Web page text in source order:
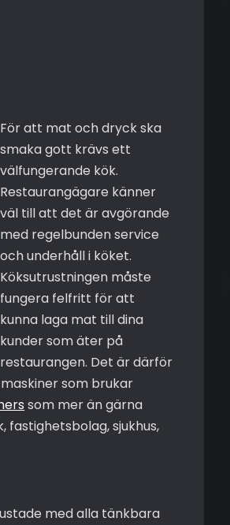
För att mat och dryck ska
smaka gott krävs ett
välfungerande kök.
Restaurangägare känner
väl till att det är avgörande
med regelbunden service
och underhåll i köket.
Köksutrustningen måste
fungera felfritt för att
kunna laga mat till dina
kunder som äter på
restaurangen. Det är därför
som brukar
som mer än gärna
fastighetsbolag, sjukhus,
med alla tänkbara